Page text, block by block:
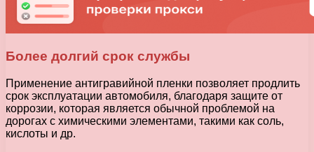
Более долгий срок службы
Применение антигравийной пленки позволяет продлить
срок эксплуатации автомобиля, благодаря защите от
коррозии, которая является обычной проблемой на
дорогах с химическими элементами, такими как соль,
кислоты и др.